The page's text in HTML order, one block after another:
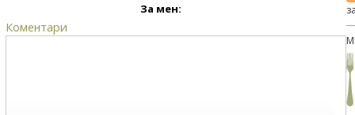
За мен:
Коментари